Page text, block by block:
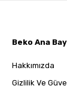
Beko Ana
Hakkımızda
Gizlilik Ve